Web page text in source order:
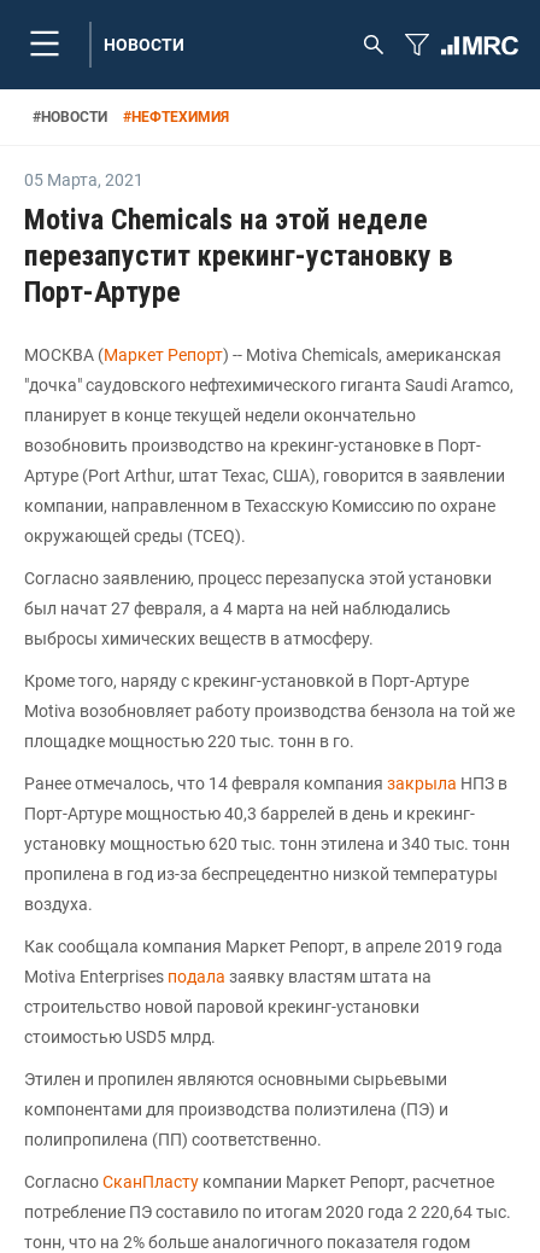
НОВОСТИ
#НОВОСТИ #НЕФТЕХИМИЯ
05 Марта, 2021
Motiva Chemicals на этой неделе
перезапустит крекинг-установку в
Порт-Артуре
МОСКВА (Маркет Репорт) -- Motiva Chemicals, американская
"дочка" саудовского нефтехимического гиганта Saudi Aramco,
планирует в конце текущей недели окончательно
возобновить производство на крекинг-установке в Порт-
Артуре (Port Arthur, штат Техас, США), говорится в заявлении
компании, направленном в Техасскую Комиссию по охране
окружающей среды (TCEQ).
Согласно заявлению, процесс перезапуска этой установки
был начат 27 февраля, а 4 марта на ней наблюдались
выбросы химических веществ в атмосферу.
Кроме того, наряду с крекинг-установкой в Порт-Артуре
Motiva возобновляет работу производства бензола на той же
площадке мощностью 220 тыс. тонн в го.
Ранее отмечалось, что 14 февраля компания закрыла НПЗ в
Порт-Артуре мощностью 40,3 баррелей в день и крекинг-
установку мощностью 620 тыс. тонн этилена и 340 тыс. тонн
пропилена в год из-за беспрецедентно низкой температуры
воздуха.
Как сообщала компания Маркет Репорт, в апреле 2019 года
Motiva Enterprises подала заявку властям штата на
строительство новой паровой крекинг-установки
стоимостью USD5 млрд.
Этилен и пропилен являются основными сырьевыми
компонентами для производства полиэтилена (ПЭ) и
полипропилена (ПП) соответственно.
СогласноСканПласту компании Маркет Репорт, расчетное
потребление ПЭ составило по итогам 2020 года 2 220,64 тыс.
тонн, что на 2% больше аналогичного показателя годом